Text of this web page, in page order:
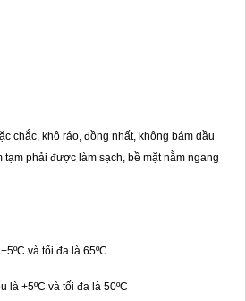
chắc, khô ráo, đồng nhất, không bám dầu
tạm phải được làm sạch, bề mặt nằm ngang
và tối đa là 65ºC
là +5ºC và tối đa là 50ºC